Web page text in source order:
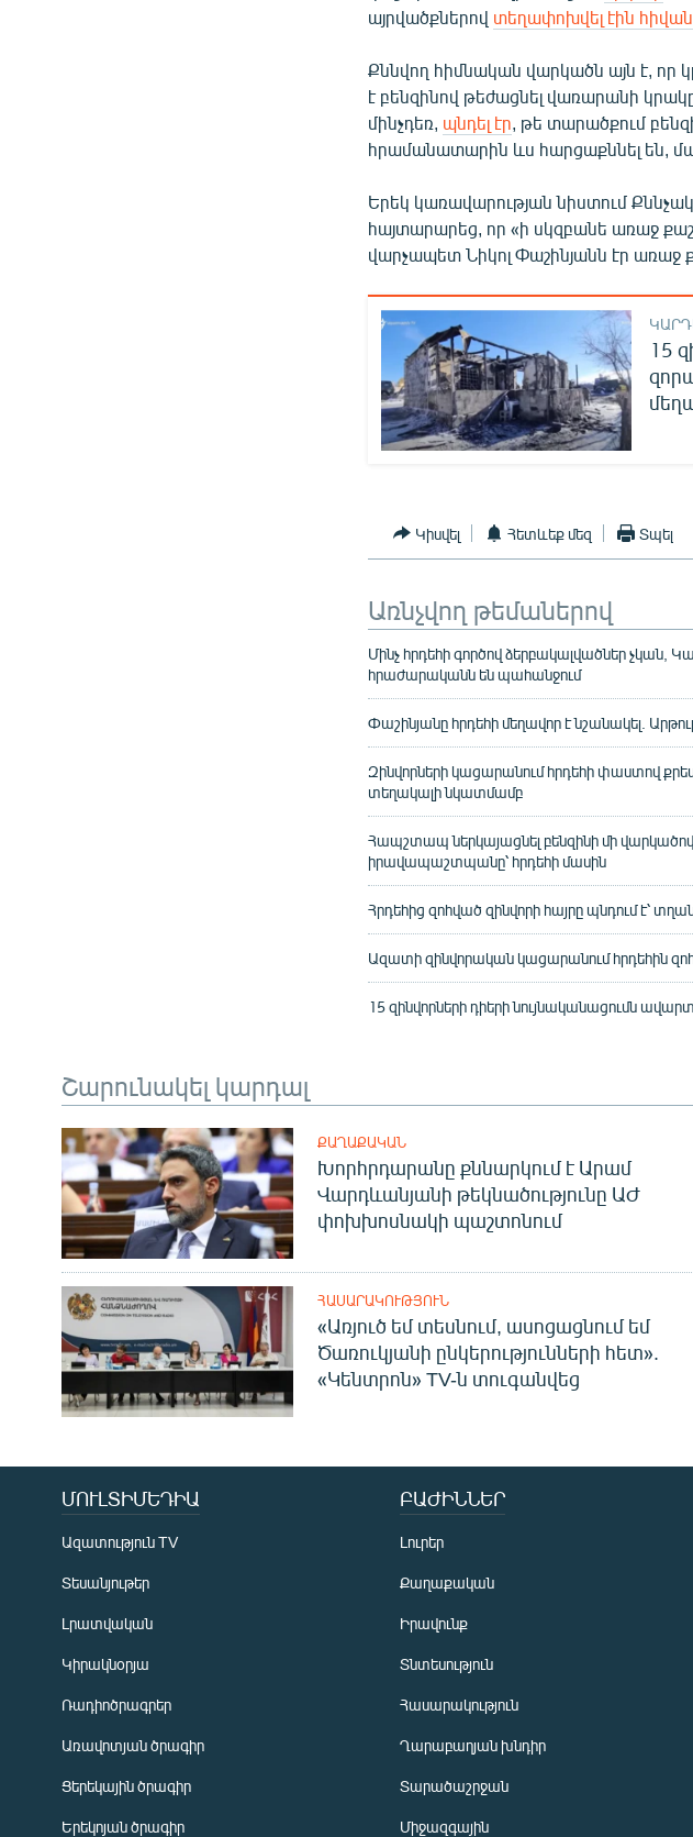
այրվածքներով տեղափոխվել էին
Քննվող հիմնական վարկածն այն է, որ
է բենզինով թեժացնել վառարանի
մինչդեռ, պնդել էր, թե տարածքում
հրամանատարին ևս հարցաքննել են,
Երեկ կառավարության նիստում
հայտարարեց, որ «ի սկզբանե առաջ
վարչապետ Նիկոլ Փաշինյանն էր առաջ
15
Կիսվել Հետևեք մեզ Տպել
Առնչվող թեմաներով
Մինչ հրդեհի գործով ձերբակալվածներ
հրաժարականն են պահանջում
Փաշինյանը հրդեհի մեղավոր է նշանակել.
Զինվորների կացարանում հրդեհի փաստով
տեղակալի նկատմամբ
Հապշտապ ներկայացնել բենզինի մի վարկածով,
իրավապաշտպանը՝ հրդեհի մասին
Հրդեհից զոհված զինվորի հայրը պնդում է՝
Ազատի զինվորական կացարանում հրդեհին
15 զինվորների դիերի նույնականացումն
Շարունակել կարդալ
ՔԱՂԱՔԱԿԱՆ
Խորհրդարանը քննարկում է Արամ
Վարդևանյանի թեկնածությունը ԱԺ
փոխխոսնակի պաշտոնում
ՀԱՍԱՐԱԿՈՒԹՅՈՒՆ
«Առյուծ եմ տեսնում, ասոցացնում եմ
Ծառուկյանի ընկերությունների հետ».
«Կենտրոն» TV-ն տուգանվեց
ՄՈՒԼՏԻՄԵԴԻԱ
Ազատություն TV
Տեսանյութեր
Լրատվական
Կիրակնօրյա
Ռադիոծրագրեր
Առավոտյան ծրագիր
Ցերեկային ծրագիր
Երեկոյան ծրագիր
ԲԱԺԻՆՆԵՐ
Լուրեր
Քաղաքական
Իրավունք
Տնտեսություն
Հասարակություն
Ղարաբաղյան խնդիր
Տարածաշրջան
Միջազգային